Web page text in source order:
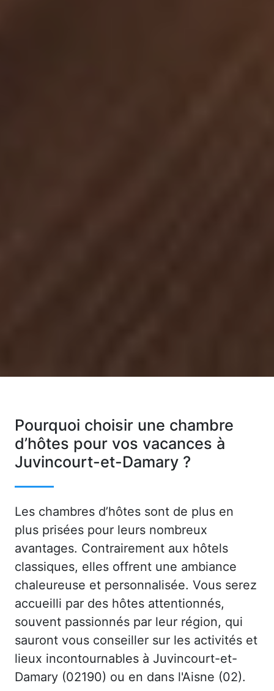
Pourquoi choisir une chambre
d’hôtes pour vos vacances à
Juvincourt-et-Damary ?
Les chambres d’hôtes sont de plus en
plus prisées pour leurs nombreux
avantages. Contrairement aux hôtels
classiques, elles offrent une ambiance
chaleureuse et personnalisée. Vous serez
accueilli par des hôtes attentionnés,
souvent passionnés par leur région, qui
sauront vous conseiller sur les activités et
lieux incontournables à Juvincourt-et-
Damary (02190) ou en dans l'Aisne (02).